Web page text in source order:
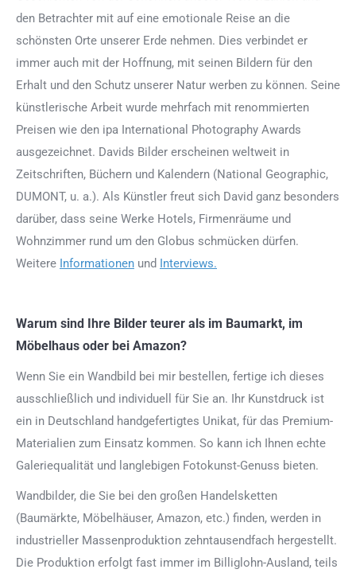
den Betrachter mit auf eine emotionale Reise an die
schönsten Orte unserer Erde nehmen. Dies verbindet er
immer auch mit der Hoffnung, mit seinen Bildern für den
Erhalt und den Schutz unserer Natur werben zu können. Seine
künstlerische Arbeit wurde mehrfach mit renommierten
Preisen wie den ipa International Photography Awards
ausgezeichnet. Davids Bilder erscheinen weltweit in
Zeitschriften, Büchern und Kalendern (National Geographic,
DUMONT, u. a.). Als Künstler freut sich David ganz besonders
darüber, dass seine Werke Hotels, Firmenräume und
Wohnzimmer rund um den Globus schmücken dürfen.
Weitere Informationen und Interviews.
Warum sind Ihre Bilder teurer als im Baumarkt, im
Möbelhaus oder bei Amazon?
Wenn Sie ein Wandbild bei mir bestellen, fertige ich dieses
ausschließlich und individuell für Sie an. Ihr Kunstdruck ist
ein in Deutschland handgefertigtes Unikat, für das Premium-
Materialien zum Einsatz kommen. So kann ich Ihnen echte
Galeriequalität und langlebigen Fotokunst-Genuss bieten.
Wandbilder, die Sie bei den großen Handelsketten
(Baumärkte, Möbelhäuser, Amazon, etc.) finden, werden in
industrieller Massenproduktion zehntausendfach hergestellt.
Die Produktion erfolgt fast immer im Billiglohn-Ausland, teils